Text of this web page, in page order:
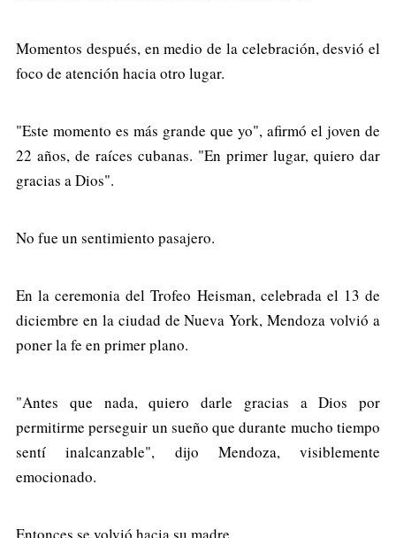
Momentos después, en medio de la celebración, desvió el
foco de atención hacia otro lugar.
"Este momento es más grande que yo", afirmó el joven de
22 años, de raíces cubanas. "En primer lugar, quiero dar
gracias a Dios".
No fue un sentimiento pasajero.
En la ceremonia del Trofeo Heisman, celebrada el 13 de
diciembre en la ciudad de Nueva York, Mendoza volvió a
poner la fe en primer plano.
"Antes que nada, quiero darle gracias a Dios por
permitirme perseguir un sueño que durante mucho tiempo
sentí inalcanzable", dijo Mendoza, visiblemente
emocionado.
Entonces se volvió hacia su madre.